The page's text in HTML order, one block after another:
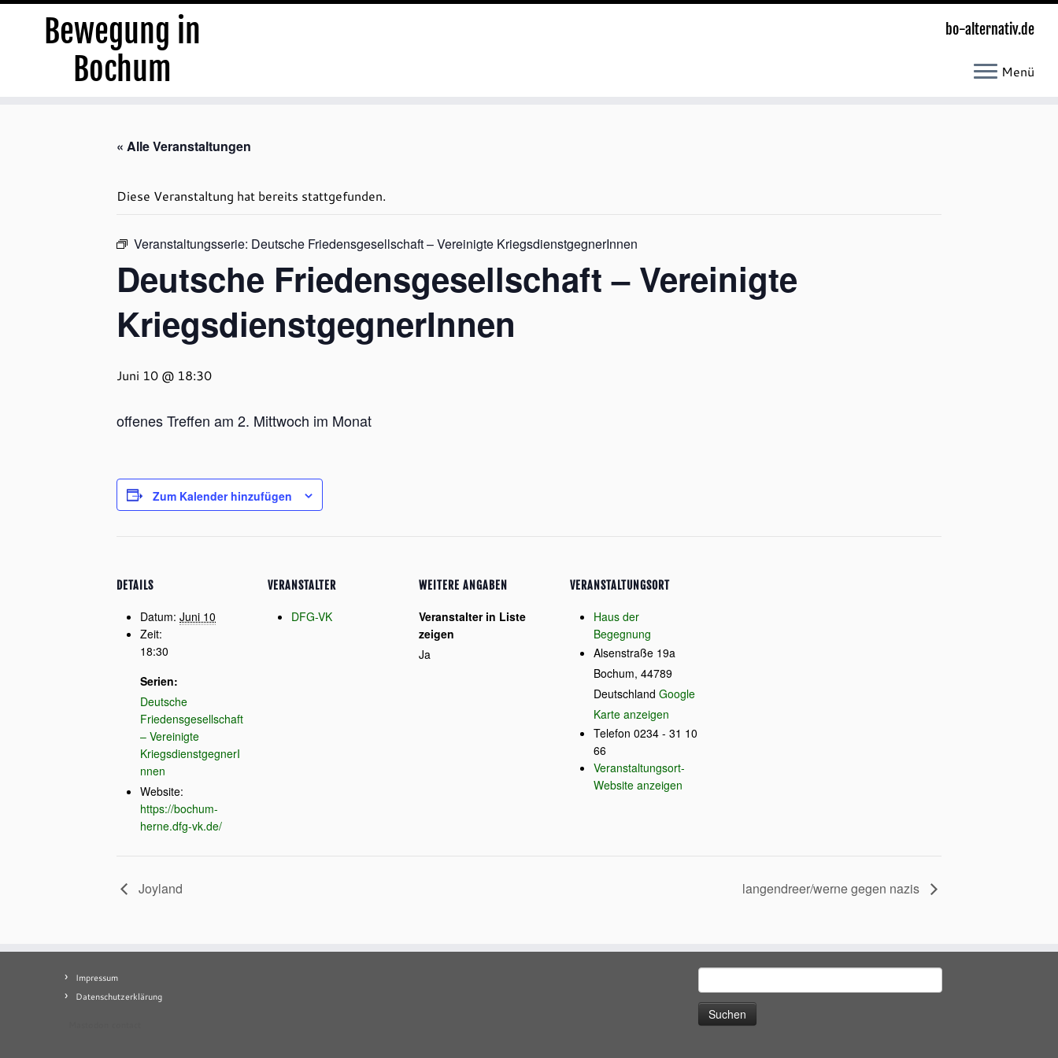
Bewegung in
Bochum
bo-alternativ.de
Menü
« Alle Veranstaltungen
Diese Veranstaltung hat bereits stattgefunden.
Veranstaltungsserie: Deutsche Friedensgesellschaft – Vereinigte KriegsdienstgegnerInnen
Deutsche Friedensgesellschaft – Vereinigte
KriegsdienstgegnerInnen
Juni 10 @ 18:30
offenes Treffen am 2. Mittwoch im Monat
Zum Kalender hinzufügen
DETAILS
Datum: Juni 10
Zeit:
18:30
Serien:
Deutsche
Friedensgesellschaft
– Vereinigte
KriegsdienstgegnerI
nnen
Website:
https://bochum-
herne.dfg-vk.de/
VERANSTALTER
DFG-VK
WEITERE ANGABEN
Veranstalter in Liste
zeigen
Ja
VERANSTALTUNGSORT
Haus der
Begegnung
Alsenstraße 19a
Bochum, 44789
Deutschland Google
Karte anzeigen
Telefon 0234 - 31 10
66
Veranstaltungsort-
Website anzeigen
Joyland langendreer/werne gegen nazis
Impressum
Datenschutzerklärung
nach: